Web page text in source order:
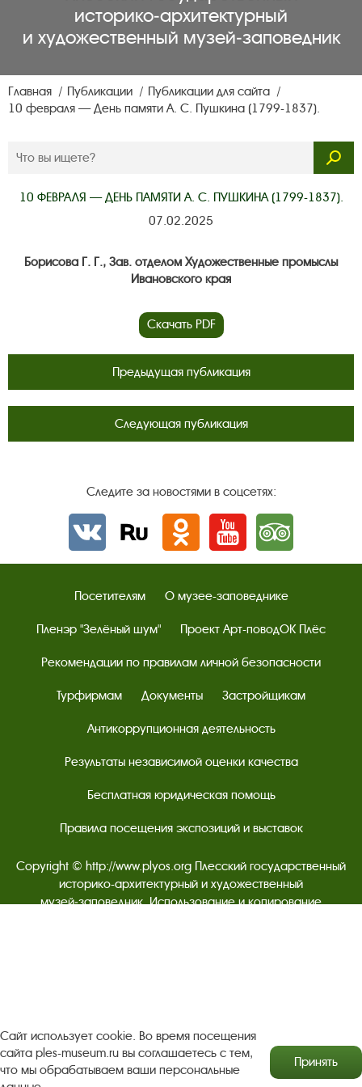
историко‑архитектурный
и художественный музей‑заповедник
Главная Публикации
Публикации для сайта
10 февраля — День памяти А. С. Пушкина (1799-1837).
10 ФЕВРАЛЯ — ДЕНЬ ПАМЯТИ А. С. ПУШКИНА (1799-1837).
07.02.2025
Борисова Г. Г., Зав. отделом Художественные промыслы
Ивановского края
Скачать PDF
Предыдущая публикация
Следующая публикация
Следите за новостями в соцсетях:
Вконтактеrutube Одноклассники
YouTube Трипадвизор
Посетителям О музее-заповеднике
Пленэр "Зелёный шум" Проект Арт-поводОК Плёс
Рекомендации по правилам личной безопасности
Турфирмам Документы Застройщикам
Антикоррупционная деятельность
Результаты независимой оценки качества
Бесплатная юридическая помощь
Правила посещения экспозиций и выставок
Copyright © http://www.plyos.org Плесский государственный
историко-архитектурный и художественный
музей‑заповедник. Использование и копирование
Политика конфиденциальности
Сайт использует cookie. Во время посещения
сайта ples-museum.ru вы соглашаетесь с тем,
что мы обрабатываем ваши персональные
Принять